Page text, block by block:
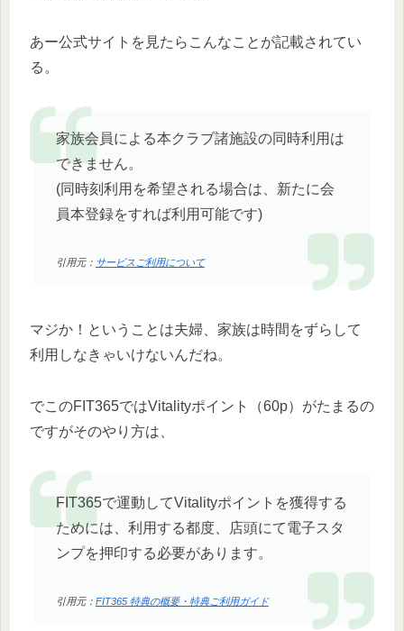
あー公式サイトを見たらこんなことが記載されてい
る。
家族会員による本クラブ諸施設の同時利用は
できません。
(同時刻利用を希望される場合は、新たに会
員本登録をすれば利用可能です)
引用元： サービスご利用について
マジか！ということは夫婦、家族は時間をずらして
利用しなきゃいけないんだね。
でこのFIT365ではVitalityポイント（60p）がたまるの
ですがそのやり方は、
FIT365で運動してVitalityポイントを獲得する
ためには、利用する都度、店頭にて電子スタ
ンプを押印する必要があります。
引用元： FIT365 特典の概要・特典ご利用ガイド